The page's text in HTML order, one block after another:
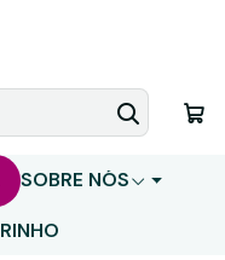
SOBRE NÓS